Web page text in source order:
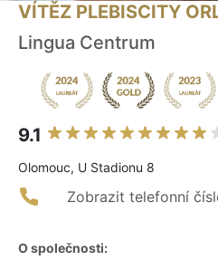
VÍTĚZ PLEBISCITY
Lingua Centrum
9.1
Olomouc, U Stadionu 8
Zobrazit telefonní
O společnosti: